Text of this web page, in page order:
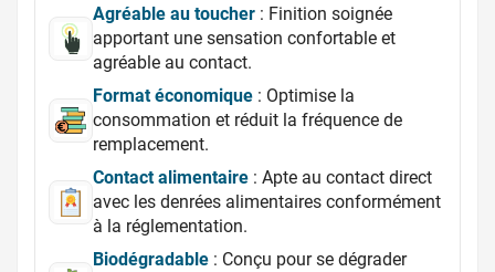
Agréable au toucher : Finition soignée
apportant une sensation confortable et
agréable au contact.
Format économique : Optimise la
consommation et réduit la fréquence de
remplacement.
Contact alimentaire : Apte au contact direct
avec les denrées alimentaires conformément
à la réglementation.
Biodégradable : Conçu pour se dégrader